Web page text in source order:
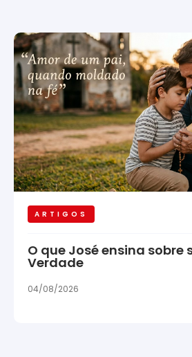
ARTIGOS
O que José ensina sobre
Verdade
04/08/2026